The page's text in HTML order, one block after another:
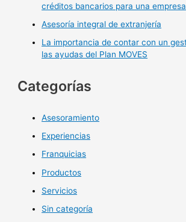
créditos bancarios para una empresa
Asesoría integral de extranjería
La importancia de contar con un
las ayudas del Plan MOVES
Categorías
Asesoramiento
Experiencias
Franquicias
Productos
Servicios
Sin categoría